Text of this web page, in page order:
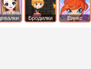
Бродилки Винкс